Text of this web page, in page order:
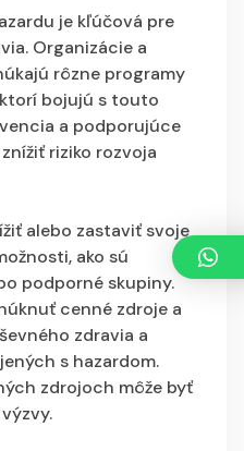
je kľúčová pre
Organizácie a
rôzne programy
bojujú s touto
a podporujúce
riziko rozvoja
alebo zastaviť svoje
ako sú
podporné skupiny.
cenné zdroje a
zdravia a
s hazardom.
zdrojoch môže byť